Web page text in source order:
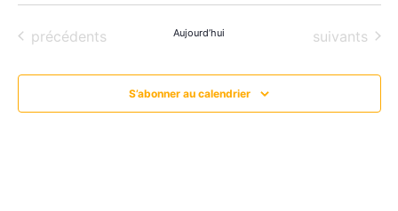
une
Évènements
précédents Aujourd’hui Évènements
suivants
S’abonner au calendrier